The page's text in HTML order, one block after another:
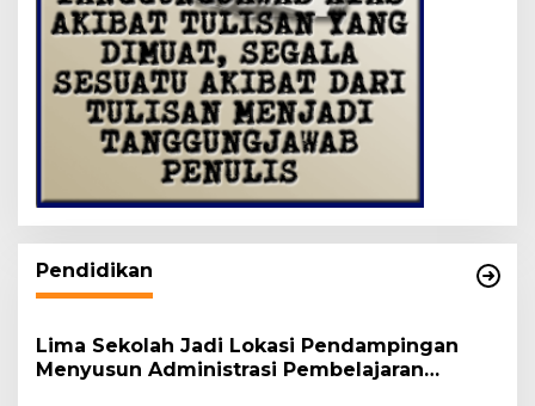
Pendidikan
Lima Sekolah Jadi Lokasi Pendampingan
Menyusun Administrasi Pembelajaran